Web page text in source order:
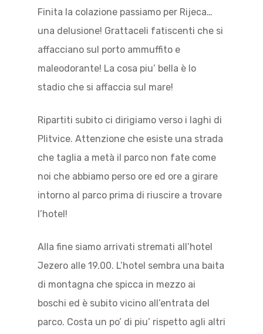
Finita la colazione passiamo per Rijeca…
una delusione! Grattaceli fatiscenti che si
affacciano sul porto ammuffito e
maleodorante! La cosa piu’ bella è lo
stadio che si affaccia sul mare!
Ripartiti subito ci dirigiamo verso i laghi di
Plitvice. Attenzione che esiste una strada
che taglia a metà il parco non fate come
noi che abbiamo perso ore ed ore a girare
intorno al parco prima di riuscire a trovare
l’hotel!
Alla fine siamo arrivati stremati all’hotel
Jezero alle 19.00. L’hotel sembra una baita
di montagna che spicca in mezzo ai
boschi ed è subito vicino all’entrata del
parco. Costa un po’ di piu’ rispetto agli altri